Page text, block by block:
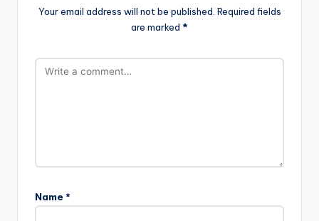
Your email address will not be published. Required fields
are marked *
Name *